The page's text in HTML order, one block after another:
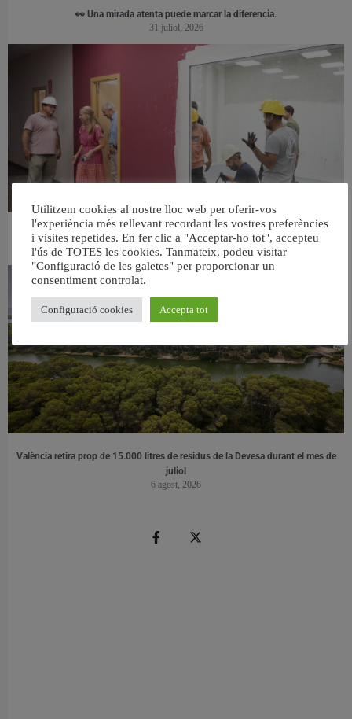
👀 Una mirada atenta puede marcar la diferencia.
31 juliol, 2026
València ultima el nou centre per a persones majors del barri de Sant Antoni
6 agost, 2026
València retira prop de 15.000 litres de residus de la Devesa durant el mes de
juliol
6 agost, 2026
Utilitzem cookies al nostre lloc web per oferir-vos
l'experiència més rellevant recordant les vostres preferències
i visites repetides. En fer clic a "Acceptar-ho tot", accepteu
l'ús de TOTES les cookies. Tanmateix, podeu visitar
"Configuració de les galetes" per proporcionar un
consentiment controlat.
Configuració cookies Accepta tot